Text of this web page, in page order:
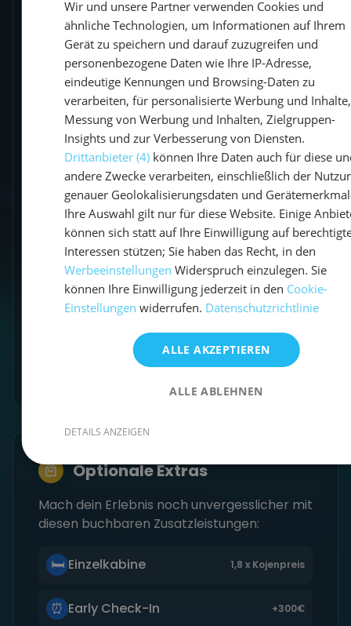
Was dich erwartet
Kein Prüfungsstress
Es geht rein um deine Praxis und
Sicherheit.
Individuelles Feedback
Der Trainer geht auf deinen
Wissensstand ein.
Modernes Material
Übe auf aktuellen Yachten, die im
Chartermarkt üblich sind.
Hier darfst du Fehler machen, um
daraus zu lernen.
Optionale Extras
Mach dein Erlebnis noch unvergesslicher mit
diesen buchbaren Zusatzleistungen:
🛏 Einzelkabine 1,8 x Kojenpreis
⏰ Early Check-In +300€
Wir und unsere Partner verwenden Cookies und
ähnliche Technologien, um Informationen auf Ihrem
Gerät zu speichern und darauf zuzugreifen und
personenbezogene Daten wie Ihre IP-Adresse,
eindeutige Kennungen und Browsing-Daten zu
verarbeiten, für personalisierte Werbung und Inhalte,
Messung von Werbung und Inhalten, Zielgruppen-
Insights und zur Verbesserung von Diensten.
Drittanbieter (4) können Ihre Daten auch für diese
andere Zwecke verarbeiten, einschließlich der
genauer Geolokalisierungsdaten und
Ihre Auswahl gilt nur für diese Website. Einige
können sich statt auf Ihre Einwilligung auf
Interessen stützen; Sie haben das Recht, in den
Werbeeinstellungen Widerspruch einzulegen. Sie
können Ihre Einwilligung jederzeit in den Cookie-
Einstellungen widerrufen. Datenschutzrichtlinie
ALLE AKZEPTIEREN
ALLE ABLEHNEN
DETAILS ANZEIGEN